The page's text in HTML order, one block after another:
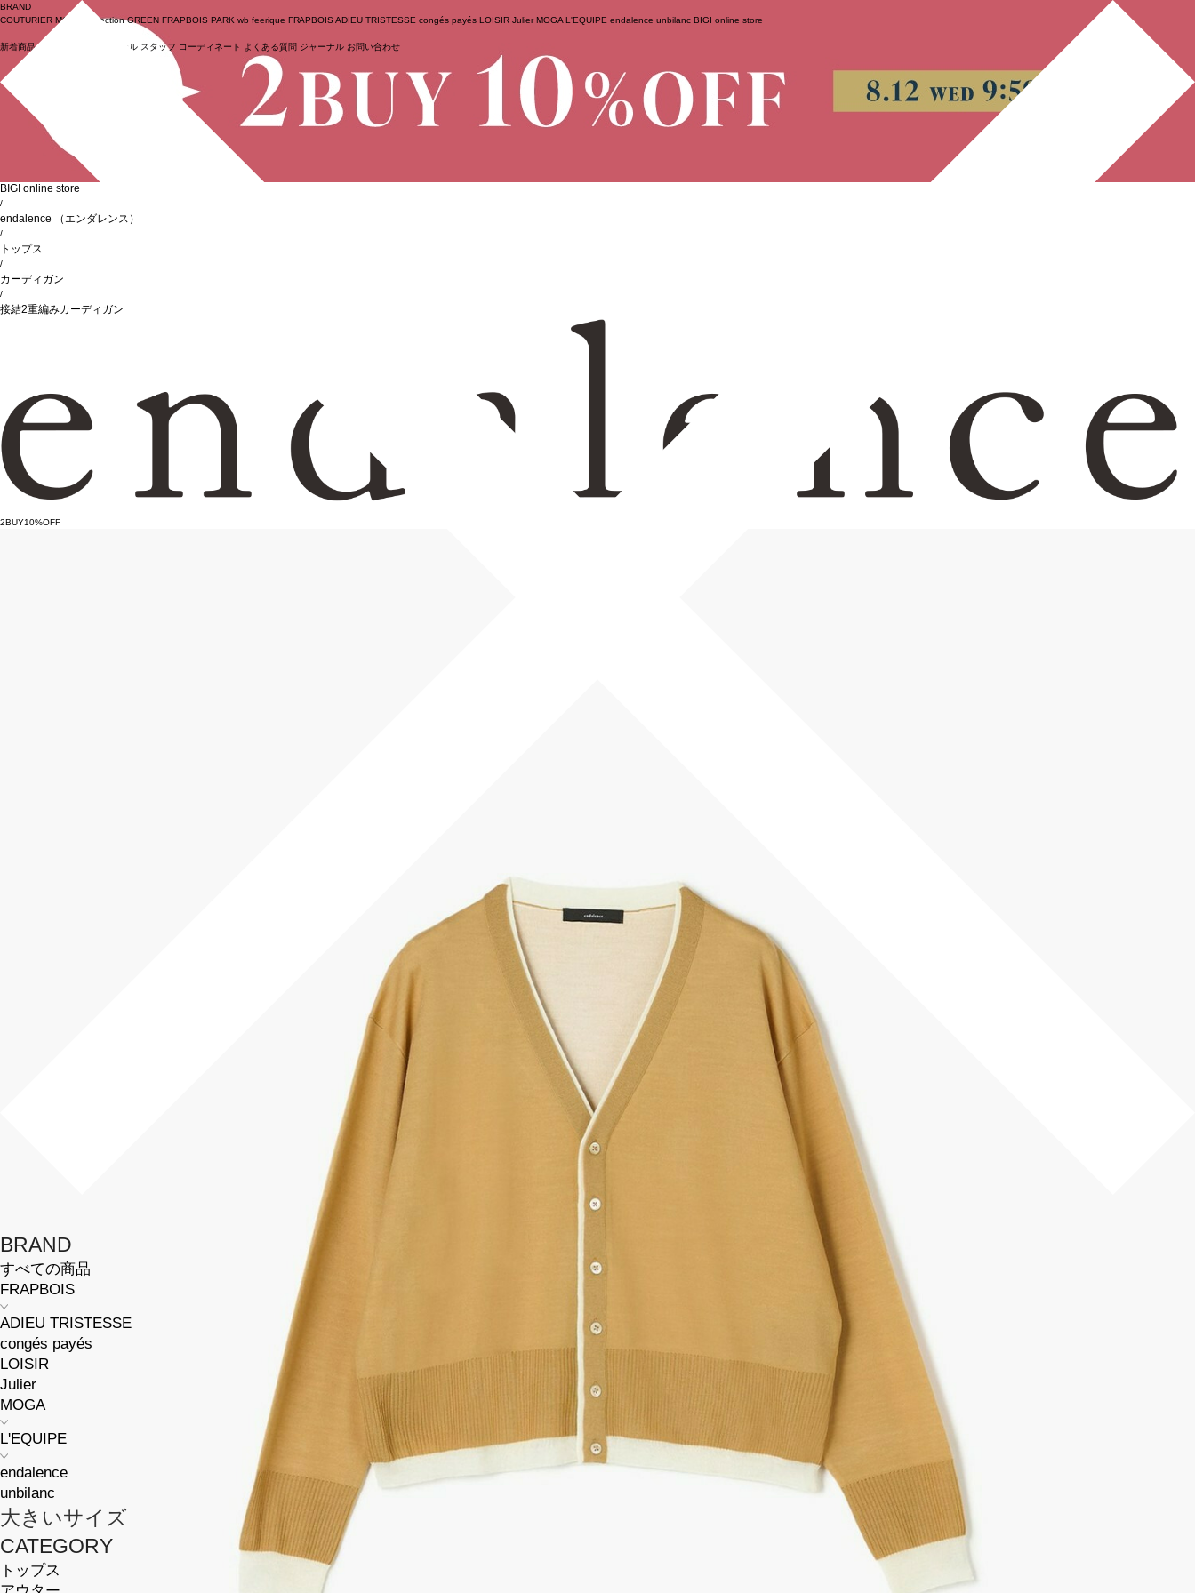
ログイン
BRAND
COUTURIER MOGA Collection GREEN FRAPBOIS PARK wb feerique FRAPBOIS ADIEU TRISTESSE congés payés LOISIR Julier MOGA L'EQUIPE endalence unbilanc BIGI online store
新着商品 (ライブ) セール スタッフ コーディネート よくある質問 ジャーナル お問い合わせ
BRAND
すべての商品
FRAPBOIS
ADIEU TRISTESSE
congés payés
LOISIR
Julier
MOGA
L'EQUIPE
endalence
unbilanc
大きいサイズ
CATEGORY
トップス
BIGI online store
/
endalence （エンダレンス）
/
トップス
/
カーディガン
/
接結2重編みカーディガン
2BUY10%OFF